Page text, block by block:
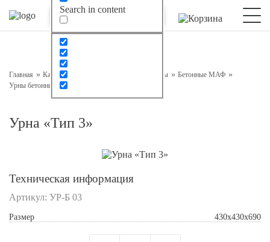
Search in content
Главная Каталог Малые архитектурные формы
Бетонные МАФ
Урны бетонные
Урна «Тип 3»
Урна «Тип 3»
Техническая информация
Артикул: УР-Б 03
Размер 430х430х690
Оставьте заявку на консультацию
Наш менеджер свяжется с вами в ближайшее время
Подтверждаю свое согласие с